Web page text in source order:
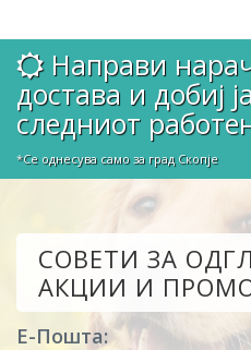
Направи
достава и добиј
следниот
*Се однесува само за град Скопје
СОВЕТИ ЗА
АКЦИИ И
Е-Пошта: